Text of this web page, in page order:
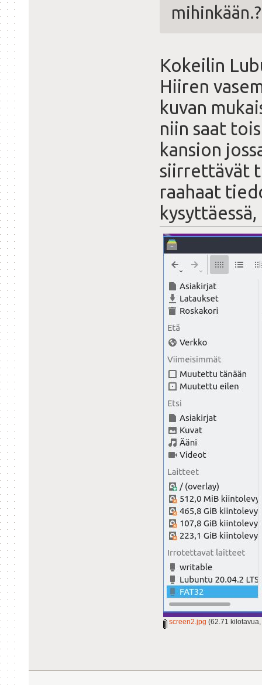
mihinkään.?
Kokeilin
Hiiren
kuvan
niin saat
kansion
siirrettävät
raahaat
screen2.jpg (62.71